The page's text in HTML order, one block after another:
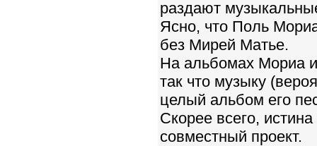
раздают
Ясно, что Поль
без Мирей Матье.
На альбомах Мориа
так что музыку
целый альбом его
Скорее всего,
совместный проект.